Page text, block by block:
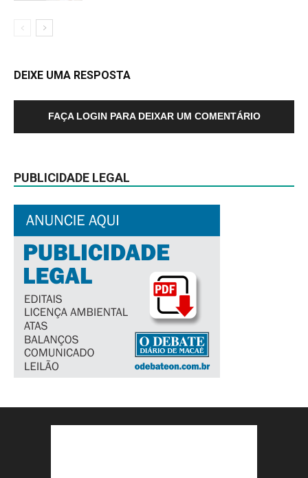
DEIXE UMA RESPOSTA
FAÇA LOGIN PARA DEIXAR UM COMENTÁRIO
PUBLICIDADE LEGAL